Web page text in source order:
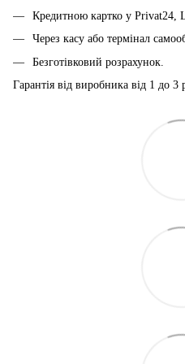
Кредитною картко у Privat24,
Через касу або термінал
Безготівковий розрахунок.
Гарантія від виробника від 1 до 3